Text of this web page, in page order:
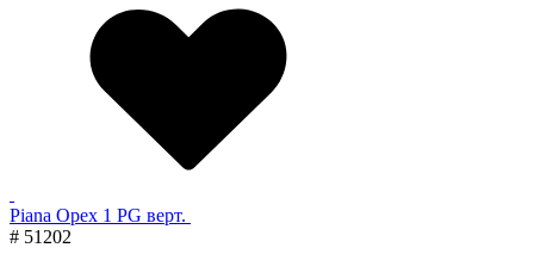
Piana Орех 1 PG верт.
# 51202